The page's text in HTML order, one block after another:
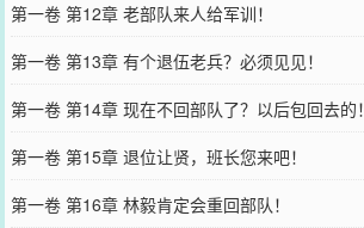
第一卷 第12章 老部队来人给军训！
第一卷 第13章 有个退伍老兵？必须见见！
第一卷 第14章 现在不回部队了？以后包回去的！
第一卷 第15章 退位让贤，班长您来吧！
第一卷 第16章 林毅肯定会重回部队！